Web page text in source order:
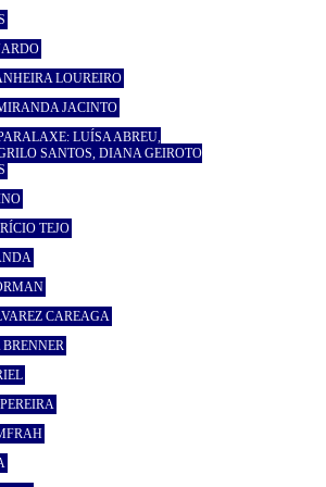
LOUREIRO
JACINTO
LUÍSA ABREU,
SANTOS, DIANA GEIROTO
TEJO
CAREAGA